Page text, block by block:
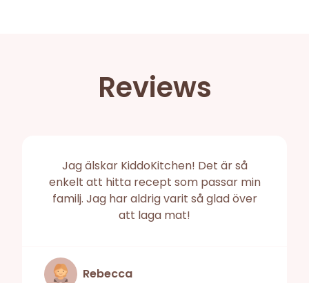
Reviews
Jag älskar KiddoKitchen! Det är så
enkelt att hitta recept som passar min
familj. Jag har aldrig varit så glad över
att laga mat!
Rebecca